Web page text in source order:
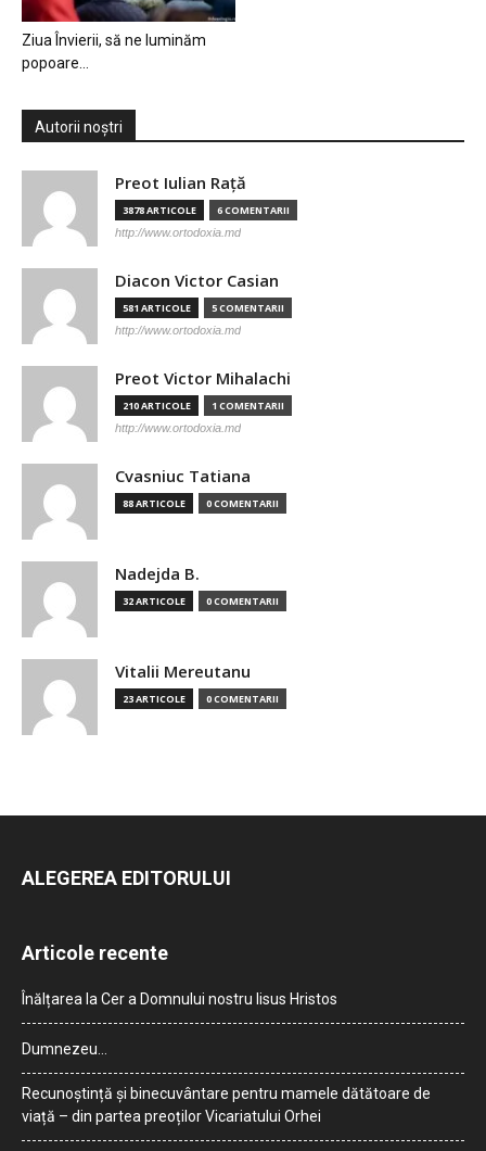
Ziua Învierii, să ne luminăm
popoare…
Autorii noștri
Preot Iulian Raţă
3878 ARTICOLE 6 COMENTARII
http://www.ortodoxia.md
Diacon Victor Casian
581 ARTICOLE 5 COMENTARII
http://www.ortodoxia.md
Preot Victor Mihalachi
210 ARTICOLE 1 COMENTARII
http://www.ortodoxia.md
Cvasniuc Tatiana
88 ARTICOLE 0 COMENTARII
Nadejda B.
32 ARTICOLE 0 COMENTARII
Vitalii Mereutanu
23 ARTICOLE 0 COMENTARII
ALEGEREA EDITORULUI
Articole recente
Înălțarea la Cer a Domnului nostru Iisus Hristos
Dumnezeu…
Recunoștință și binecuvântare pentru mamele dătătoare de
viață – din partea preoților Vicariatului Orhei